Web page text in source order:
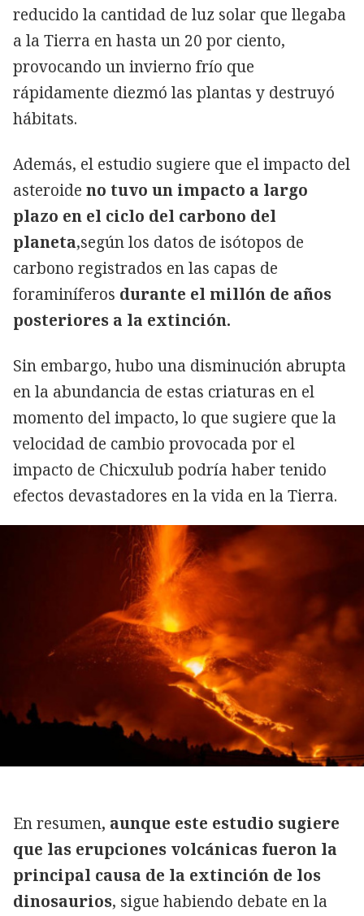
reducido la cantidad de luz solar que llegaba
a la Tierra en hasta un 20 por ciento,
provocando un invierno frío que
rápidamente diezmó las plantas y destruyó
hábitats.
Además, el estudio sugiere que el impacto del
asteroide no tuvo un impacto a largo
plazo en el ciclo del carbono del
planeta,según los datos de isótopos de
carbono registrados en las capas de
foraminíferos durante el millón de años
posteriores a la extinción.
Sin embargo, hubo una disminución abrupta
en la abundancia de estas criaturas en el
momento del impacto, lo que sugiere que la
velocidad de cambio provocada por el
impacto de Chicxulub podría haber tenido
efectos devastadores en la vida en la Tierra.
En resumen, aunque este estudio sugiere
que las erupciones volcánicas fueron la
principal causa de la extinción de los
dinosaurios, sigue habiendo debate en la